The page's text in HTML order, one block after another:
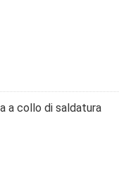
a collo di saldatura